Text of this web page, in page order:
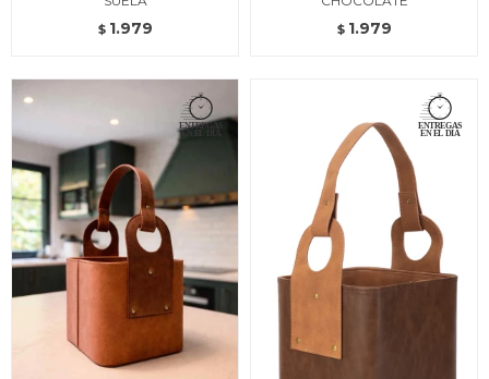
$ 1.979 $ 1.979